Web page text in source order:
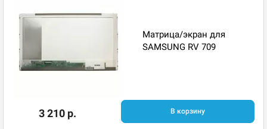
Матрица/экран для
SAMSUNG RV 709
3 210 р. В корзину